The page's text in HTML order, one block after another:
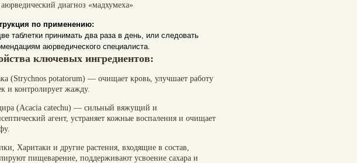
аюрведический диагноз «мадхумеха»
по применению:
таблетки принимать два раза в день, или следовать
аюрведического специалиста.
ключевых ингредиентов:
(Strychnos potatorum) — очищает кровь, улучшает работу
и контролирует жажду.
(Acacia catechu) — сильный вяжущий и
агент, устраняет кожные воспаления и очищает
, Харитаки и другие растения, входящие в состав,
пищеварение, поддерживают усвоение сахара и